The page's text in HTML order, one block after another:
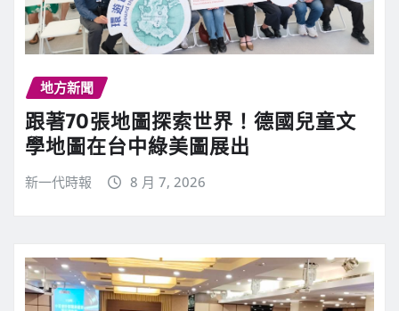
地方新聞
跟著70張地圖探索世界！德國兒童文
學地圖在台中綠美圖展出
新一代時報 8 月 7, 2026